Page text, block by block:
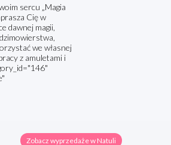
sercu „Magia
Cię w
dawnej magii,
we własnej
z amuletami i
Zobacz wyprzedaże w Natuli